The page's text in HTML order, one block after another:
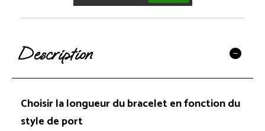
Description
Choisir la longueur du bracelet en fonction du
style de port